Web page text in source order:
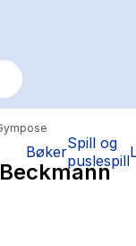
BøkerSpill og
puslespill